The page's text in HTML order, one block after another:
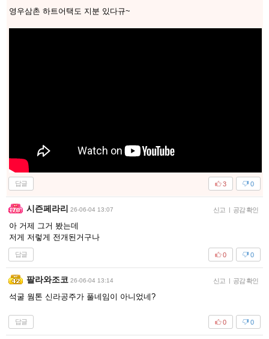
영우삼촌 하트어택도 지분 있다규~
답글 0
3
시즌페라리 26-06-04 13:07 신고 | 공감 확인
아 거제 그거 봤는데
저게 저렇게 전개된거구나
답글 0
0
팔라와조코 26-06-04 13:14 신고 | 공감 확인
석굴 웜톤 신라공주가 풀네임이 아니었네?
답글 0
0